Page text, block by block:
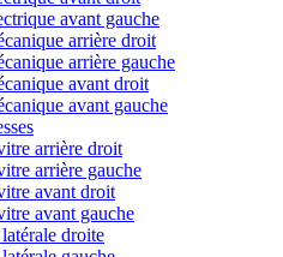
avant gauche
arrière droit
arrière gauche
avant droit
avant gauche
arrière droit
arrière gauche
avant droit
avant gauche
droite